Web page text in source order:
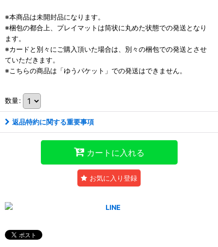
※本商品は未開封品になります。
※梱包の都合上、プレイマットは筒状に丸めた状態での発送となり
ます。
※カードと別々にご購入頂いた場合は、別々の梱包での発送とさせ
ていただきます。
※こちらの商品は「ゆうパケット」での発送はできません。
数量:
返品特約に関する重要事項
カートに入れる
お気に入り登録